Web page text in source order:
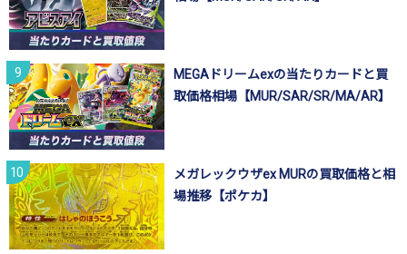
MEGAドリームexの当たりカードと買
取価格相場【MUR/SAR/SR/MA/AR】
メガレックウザex MURの買取価格と相
場推移【ポケカ】